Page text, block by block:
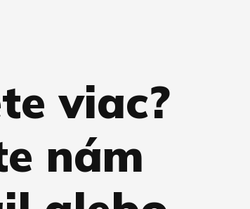
viac?
nám